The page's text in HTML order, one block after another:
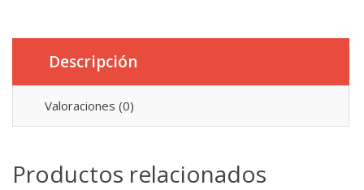
Descripción
Valoraciones (0)
Productos relacionados